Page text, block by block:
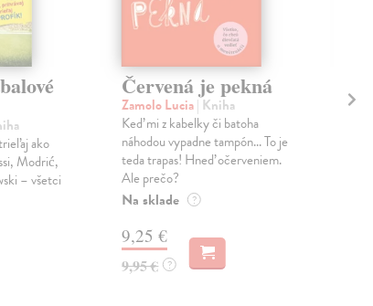
ako
Modrić,
– všetci
Červená je pekná
Zamolo Lucia| Kniha
Keď mi z kabelky či batoha
náhodou vypadne tampón... To je
teda trapas! Hneď očerveniem.
Ale prečo?
Na sklade ?
9,25 €
9,95 € ?